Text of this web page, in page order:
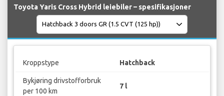
Toyota Yaris Cross Hybrid leiebiler – spesifikasjoner
Kroppstype Hatchback
Bykjøring drivstofforbruk
per 100 km
7 l